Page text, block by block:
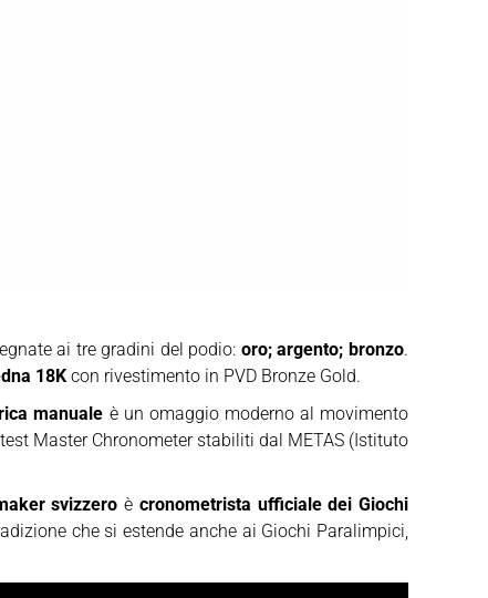
ai tre gradini del podio: oro; argento; bronzo.
18K con rivestimento in PVD Bronze Gold.
manuale è un omaggio moderno al movimento
Master Chronometer stabiliti dal METAS (Istituto
svizzero è cronometrista ufficiale dei Giochi
che si estende anche ai Giochi Paralimpici,